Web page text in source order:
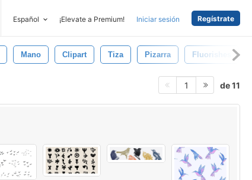
Español ¡Elevate a Premium! Iniciar sesión Regístrate
Mano Clipart Tiza Pizarra Fluorishes
1 de 11